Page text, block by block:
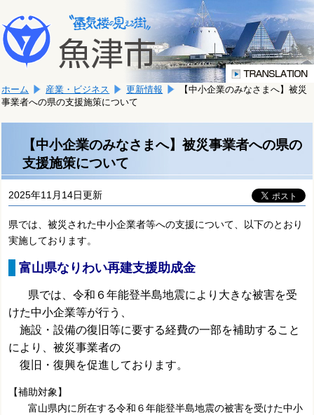
文
へ
移
ま
す。
こ
か
文
で
す。
ホーム 産業・ビジネス 更新情報
【中小企業のみなさまへ】被災
事業者への県の支援施策について
【中小企業のみなさまへ】被災事業者への県の
支援施策について
2025年11月14日更新
県では、被災された中小企業者等への支援について、以下のとおり
実施しております。
富山県なりわい再建支援助成金
県では、令和６年能登半島地震により大きな被害を受
けた中小企業等が行う、
施設・設備の復旧等に要する経費の一部を補助すること
により、被災事業者の
復旧・復興を促進しております。
【補助対象】
富山県内に所在する令和６年能登半島地震の被害を受けた中小